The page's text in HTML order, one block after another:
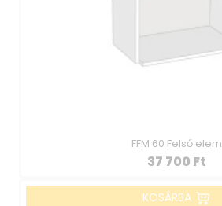
FFM 60 Felső elem
37 700 Ft
KOSÁRBA